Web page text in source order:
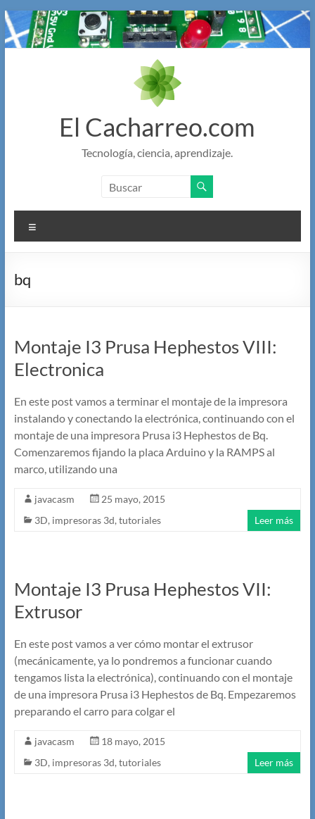
Saltar
al
contenido
El Cacharreo.com
Tecnología, ciencia, aprendizaje.
bq
Montaje I3 Prusa Hephestos VIII:
Electronica
En este post vamos a terminar el montaje de la impresora
instalando y conectando la electrónica, continuando con el
montaje de una impresora Prusa i3 Hephestos de Bq.
Comenzaremos fijando la placa Arduino y la RAMPS al
marco, utilizando una
javacasm
25 mayo, 2015
3D, impresoras 3d,tutoriales Leer más
Montaje I3 Prusa Hephestos VII:
Extrusor
En este post vamos a ver cómo montar el extrusor
(mecánicamente, ya lo pondremos a funcionar cuando
tengamos lista la electrónica), continuando con el montaje
de una impresora Prusa i3 Hephestos de Bq. Empezaremos
preparando el carro para colgar el
javacasm
18 mayo, 2015
3D, impresoras 3d,tutoriales Leer más